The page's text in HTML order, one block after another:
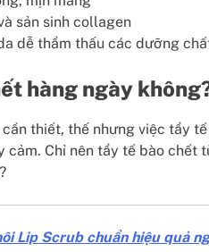
sản sinh collagen
dễ thẩm thấu các dưỡng
hàng ngày
thiết, thế nhưng việc tẩy
cảm. Chỉ nên tẩy tế bào chết
Lip Scrub chuẩn hiệu quả